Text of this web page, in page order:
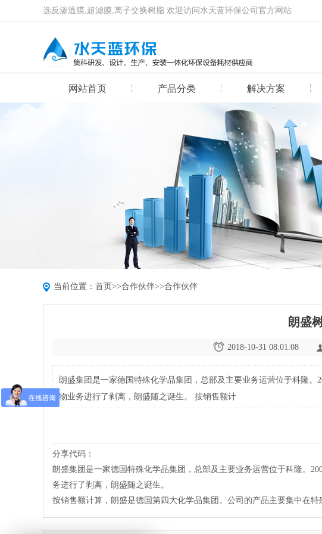
选反渗透膜,超滤膜,离子交换树脂 欢迎访问水天蓝环保公司官方网站
网站首页 产品分类 解决方案
当前位置： 首页>>合作伙伴>>合作伙伴
朗盛
2018-10-31 08:01:08
朗盛集团是一家德国特殊化学品集团，总部及主要业务运营位于科隆
物业务进行了剥离，朗盛随之诞生。 按销售额计
分享代码：
朗盛集团是一家德国特殊化学品集团，总部及主要业务运营位于科隆。
务进行了剥离，朗盛随之诞生。
按销售额计算，朗盛是德国第四大化学品集团。公司的产品主要集中在